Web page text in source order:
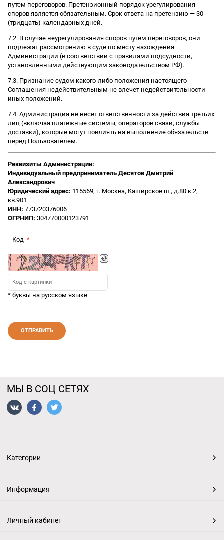
путем переговоров. Претензионный порядок урегулирования
споров является обязательным. Срок ответа на претензию — 30
(тридцать) календарных дней.
7.2. В случае неурегулирования споров путем переговоров, они
подлежат рассмотрению в суде по месту нахождения
Администрации (в соответствии с правилами подсудности,
установленными действующим законодательством РФ).
7.3. Признание судом какого-либо положения настоящего
Соглашения недействительным не влечет недействительности
иных положений.
7.4. Администрация не несет ответственности за действия третьих
лиц (включая платежные системы, операторов связи, службы
доставки), которые могут повлиять на выполнение обязательств
перед Пользователем.
Реквизиты Администрации:
Индивидуальный предприниматель Десятов Дмитрий
Александрович
Юридический адрес: 115569, г. Москва, Каширское ш., д.80 к.2,
кв.901
ИНН: 773720376006
ОГРНИП: 304770000123791
Код
* буквы на русском языке
МЫ В СОЦ СЕТЯХ
Категории
Информация
Личный кабинет